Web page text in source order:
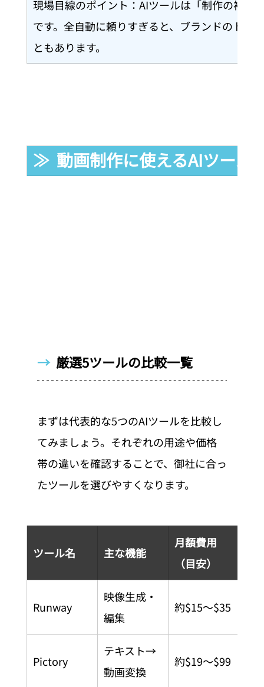
現場目線のポイント：AIツールは「制作の補助
です。全自動に頼りすぎると、ブランドのトー
ともあります。
≫  動画制作に使えるAIツール
→ 厳選5ツールの比較一覧
まずは代表的な5つのAIツールを比較し
てみましょう。それぞれの用途や価格
帯の違いを確認することで、御社に合っ
たツールを選びやすくなります。
ツール名 主な機能
月額費用
（目安）
Runway
映像生成・
編集
約$15〜$35
Pictory
テキスト→
動画変換
約$19〜$99